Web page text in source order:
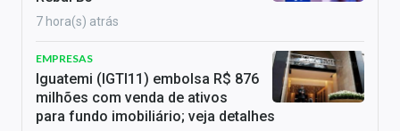
7 hora(s) atrás
EMPRESAS
Iguatemi (IGTI11) embolsa R$ 876
milhões com venda de ativos
para fundo imobiliário; veja detalhes